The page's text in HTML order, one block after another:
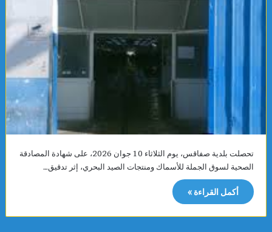
تحصلت بلدية صفاقس، يوم الثلاثاء 10 جوان 2026، على شهادة المصادقة
الصحية لسوق الجملة للأسماك ومنتجات الصيد البحري، إثر تدقيق…
أكمل القراءة »